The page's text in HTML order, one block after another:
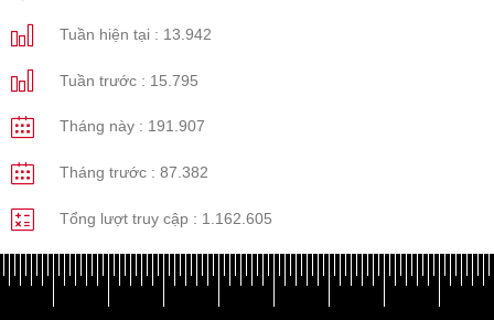
Tuần hiện tại : 13.942
Tuần trước : 15.795
Tháng này : 191.907
Tháng trước : 87.382
Tổng lượt truy cập : 1.162.605